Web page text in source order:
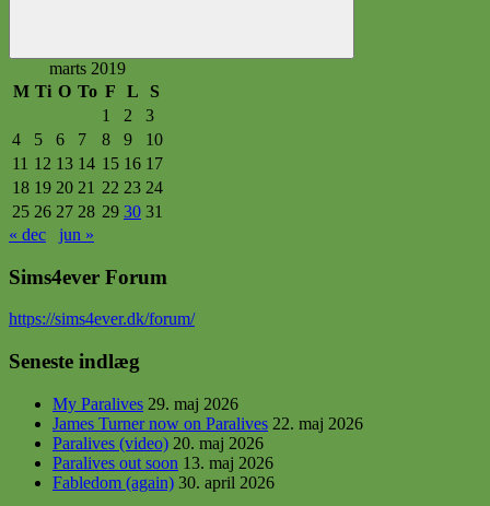
Søg
marts 2019
M Ti O To F L
S
1
2
3
4
5 6 7 8 9
10
11 12 13 14 15 16 17
18 19 20 21 22 23 24
25 26 27 28 29 30 31
« dec
jun »
Sims4ever Forum
https://sims4ever.dk/forum/
Seneste indlæg
My Paralives 29. maj 2026
James Turner now on Paralives 22. maj 2026
Paralives (video) 20. maj 2026
Paralives out soon 13. maj 2026
Fabledom (again) 30. april 2026